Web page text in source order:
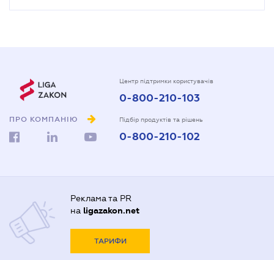
ПРО КОМПАНІЮ
Центр підтримки користувачів
0-800-210-103
Підбір продуктів та рішень
0-800-210-102
Реклама та PR
на ligazakon.net
ТАРИФИ